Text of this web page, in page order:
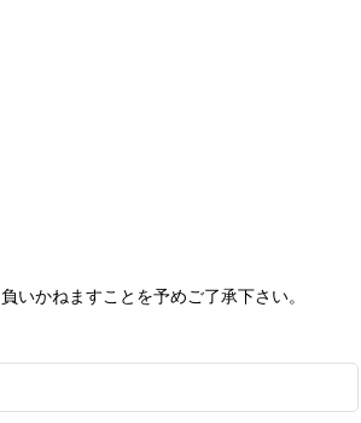
かねますことを予めご了承下さい。